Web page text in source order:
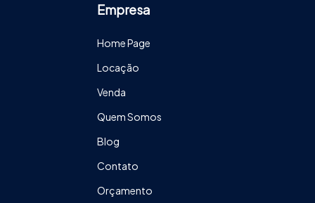
Empresa
Home Page
Locação
Venda
Quem Somos
Blog
Contato
Orçamento